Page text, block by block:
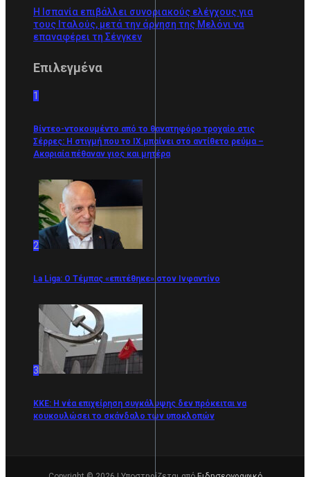
Η Ισπανία επιβάλλει συνοριακούς ελέγχους για
τους Ιταλούς, μετά την άρνηση της Μελόνι να
επαναφέρει τη Σένγκεν
Επιλεγμένα
1
Βίντεο-ντοκουμέντο από το θανατηφόρο τροχαίο στις
Σέρρες: Η στιγμή που το ΙΧ μπαίνει στο αντίθετο ρεύμα –
Ακαριαία πέθαναν γιος και μητέρα
2
La Liga: Ο Τέμπας «επιτέθηκε» στον Ινφαντίνο
3
KKE: Η νέα επιχείρηση συγκάλυψης δεν πρόκειται να
κουκουλώσει το σκάνδαλο των υποκλοπών